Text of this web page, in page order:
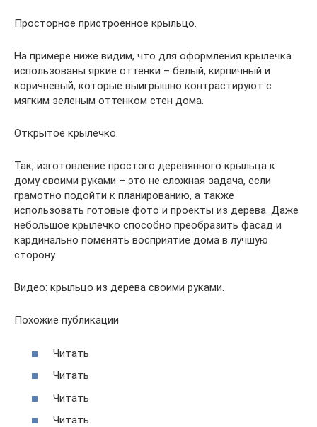
Просторное пристроенное крыльцо.
На примере ниже видим, что для оформления крылечка
использованы яркие оттенки – белый, кирпичный и
коричневый, которые выигрышно контрастируют с
мягким зеленым оттенком стен дома.
Открытое крылечко.
Так, изготовление простого деревянного крыльца к
дому своими руками – это не сложная задача, если
грамотно подойти к планированию, а также
использовать готовые фото и проекты из дерева. Даже
небольшое крылечко способно преобразить фасад и
кардинально поменять восприятие дома в лучшую
сторону.
Видео: крыльцо из дерева своими руками.
Похожие публикации
Читать
Читать
Читать
Читать